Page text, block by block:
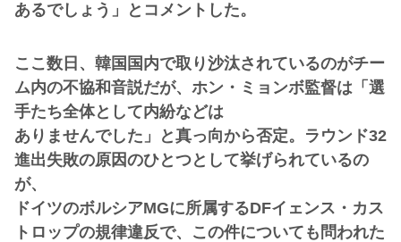
あるでしょう」とコメントした。
ここ数日、韓国国内で取り沙汰されているのがチー
ム内の不協和音説だが、ホン・ミョンボ監督は「選
手たち全体として内紛などは
ありませんでした」と真っ向から否定。ラウンド32
進出失敗の原因のひとつとして挙げられているの
が、
ドイツのボルシアMGに所属するDFイェンス・カス
トロップの規律違反で、この件についても問われた